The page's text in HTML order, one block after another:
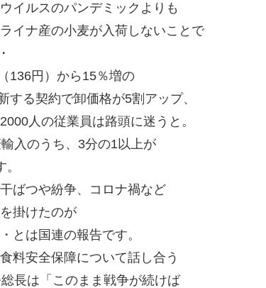
イルスのパンデミックよりも
イナ産の小麦が入荷しないことで
136円）から15％増の
る契約で卸価格が5割アップ、
人の従業員は路頭に迷うと。
入のうち、3分の1以上が
ばつや紛争、コロナ禍など
掛けたのが
とは国連の報告です。
料安全保障について話し合う
長は「このまま戦争が続けば